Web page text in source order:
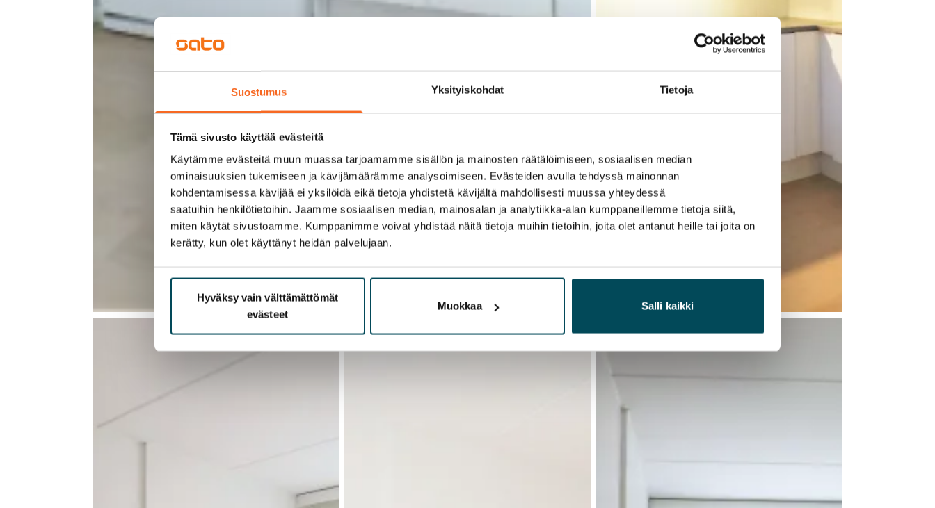
Suostumus Yksityiskohdat Tietoja
Tämä sivusto käyttää evästeitä
Käytämme evästeitä muun muassa tarjoamamme sisällön ja mainosten räätälöimiseen, sosiaalisen median
ominaisuuksien tukemiseen ja kävijämäärämme analysoimiseen. Evästeiden avulla tehdyssä mainonnan
kohdentamisessa kävijää ei yksilöidä eikä tietoja yhdistetä kävijältä mahdollisesti muussa yhteydessä
saatuihin henkilötietoihin. Jaamme sosiaalisen median, mainosalan ja analytiikka-alan kumppaneillemme tietoja siitä,
miten käytät sivustoamme. Kumppanimme voivat yhdistää näitä tietoja muihin tietoihin, joita olet antanut heille tai joita on
kerätty, kun olet käyttänyt heidän palvelujaan.
Hyväksy vain välttämättömät
evästeet
Muokkaa Salli kaikki